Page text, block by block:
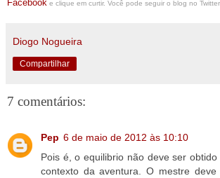
Facebook e clique em curtir. Você pode seguir o blog no
Diogo Nogueira
Compartilhar
7 comentários:
Pep 6 de maio de 2012 às 10:10
Pois é, o equilibrio não deve ser
contexto da aventura. O mestre deve